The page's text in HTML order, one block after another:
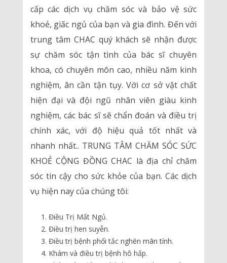
cấp các dịch vụ chăm sóc và bảo vệ sức
khoẻ, giấc ngủ của bạn và gia đình. Đến với
trung tâm CHAC quý khách sẽ nhận được
sự chăm sóc tận tình của bác sĩ chuyên
khoa, có chuyên môn cao, nhiều năm kinh
nghiệm, ân cần tận tụy. Với cơ sở vật chất
hiện đại và đội ngũ nhân viên giàu kinh
nghiệm, các bác sĩ sẽ chẩn đoán và điều trị
chính xác, với độ hiệu quả tốt nhất và
nhanh nhất.. TRUNG TÂM CHĂM SÓC SỨC
KHOẺ CỘNG ĐỒNG CHAC là địa chỉ chăm
sóc tin cậy cho sức khỏe của bạn. Các dịch
vụ hiện nay của chúng tôi:
Điều Trị Mất Ngủ.
Điều trị hen suyễn.
Điều trị bệnh phổi tắc nghẽn mãn tính.
Khám và điều trị bệnh hô hấp.